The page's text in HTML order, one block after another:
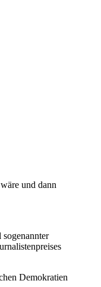
und dann
Demokratien